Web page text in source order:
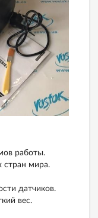
работы.
стран мира.
датчиков.
вес.